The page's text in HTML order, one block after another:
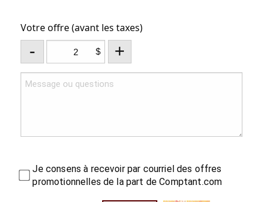
Votre offre (avant les taxes)
- $ +
Je consens à recevoir par courriel des offres
promotionnelles de la part de Comptant.com